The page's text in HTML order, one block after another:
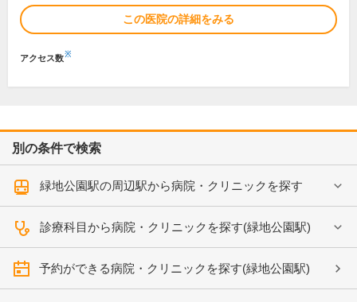
この医院の詳細をみる
アクセス数※
別の条件で検索
緑地公園駅の周辺駅から病院・クリニックを探す
診療科目から病院・クリニックを探す(緑地公園駅)
予約ができる病院・クリニックを探す(緑地公園駅)